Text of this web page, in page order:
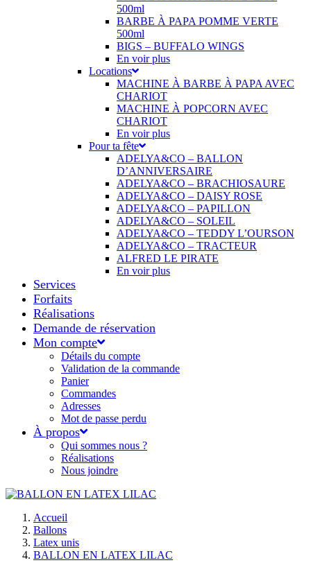
500ml
BARBE À PAPA POMME VERTE
500ml
BIGS – BUFFALO WINGS
En voir plus
Locations
MACHINE À BARBE À PAPA AVEC
CHARIOT
MACHINE À POPCORN AVEC
CHARIOT
En voir plus
Pour ta fête
ADELYA&CO – BALLON
D’ANNIVERSAIRE
ADELYA&CO – BRACHIOSAURE
ADELYA&CO – DAISY ROSE
ADELYA&CO – PAPILLON
ADELYA&CO – SOLEIL
ADELYA&CO – TEDDY L’OURSON
ADELYA&CO – TRACTEUR
ALFRED LE PIRATE
En voir plus
Services
Forfaits
Réalisations
Demande de réservation
Mon compte
Détails du compte
Validation de la commande
Panier
Commandes
Adresses
Mot de passe perdu
À propos
Qui sommes nous ?
Réalisations
Nous joindre
Accueil
Ballons
Latex unis
BALLON EN LATEX LILAC